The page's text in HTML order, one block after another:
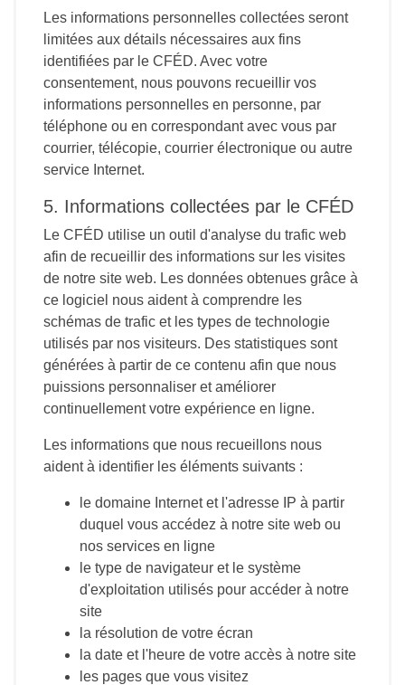
Les informations personnelles collectées seront
limitées aux détails nécessaires aux fins
identifiées par le CFÉD. Avec votre
consentement, nous pouvons recueillir vos
informations personnelles en personne, par
téléphone ou en correspondant avec vous par
courrier, télécopie, courrier électronique ou autre
service Internet.
5. Informations collectées par le CFÉD
Le CFÉD utilise un outil d'analyse du trafic web
afin de recueillir des informations sur les visites
de notre site web. Les données obtenues grâce à
ce logiciel nous aident à comprendre les
schémas de trafic et les types de technologie
utilisés par nos visiteurs. Des statistiques sont
générées à partir de ce contenu afin que nous
puissions personnaliser et améliorer
continuellement votre expérience en ligne.
Les informations que nous recueillons nous
aident à identifier les éléments suivants :
le domaine Internet et l'adresse IP à partir
duquel vous accédez à notre site web ou
nos services en ligne
le type de navigateur et le système
d'exploitation utilisés pour accéder à notre
site
la résolution de votre écran
la date et l'heure de votre accès à notre site
les pages que vous visitez